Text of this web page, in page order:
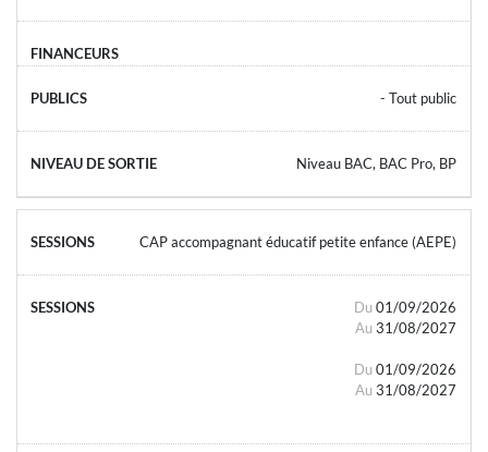
- Tout public
Niveau BAC, BAC Pro, BP
CAP accompagnant éducatif petite enfance (AEPE)
Du 01/09/2026
Au 31/08/2027
Du 01/09/2026
Au 31/08/2027